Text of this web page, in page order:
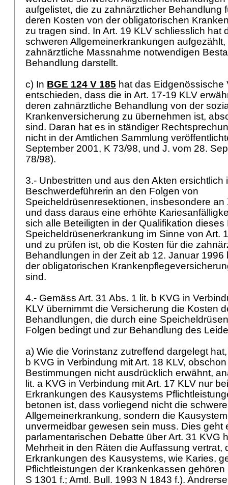
aufgelistet, die zu zahnärztlicher Behandlung
deren Kosten von der obligatorischen
zu tragen sind. In Art. 19 KLV schliesslich hat
schweren Allgemeinerkrankungen
zahnärztliche Massnahme notwendigen
Behandlung darstellt.
c) In BGE 124 V 185 hat das Eidgenössische
entschieden, dass die in Art. 17-19 KLV
deren zahnärztliche Behandlung von der
Krankenversicherung zu übernehmen ist,
sind. Daran hat es in ständiger
nicht in der Amtlichen Sammlung
September 2001, K 73/98, und J. vom 28.
78/98).
3.- Unbestritten und aus den Akten ersichtlich
Beschwerdeführerin an den Folgen von
Speicheldrüsenresektionen, insbesondere an
und dass daraus eine erhöhte
sich alle Beteiligten in der Qualifikation dieses
Speicheldrüsenerkrankung im Sinne von Art.
und zu prüfen ist, ob die Kosten für die
Behandlungen in der Zeit ab 12. Januar 1996
der obligatorischen
sind.
4.- Gemäss Art. 31 Abs. 1 lit. b KVG in
KLV übernimmt die Versicherung die Kosten
Behandlungen, die durch eine
Folgen bedingt und zur Behandlung des
a) Wie die Vorinstanz zutreffend dargelegt
b KVG in Verbindung mitArt. 18 KLV,
Bestimmungen nicht ausdrücklich erwähnt,
lit. a KVG in Verbindung mitArt. 17 KLV nur
Erkrankungen des Kausystems
betonen ist, dass vorliegend nicht die schwere
Allgemeinerkrankung, sondern die
unvermeidbar gewesen sein muss. Dies geht
parlamentarischen Debatte überArt. 31 KVG
Mehrheit in den Räten die Auffassung vertrat,
Erkrankungen des Kausystems, wie Karies,
Pflichtleistungen der Krankenkassen gehören
S 1301 f.; Amtl. Bull. 1993 N 1843 f.).